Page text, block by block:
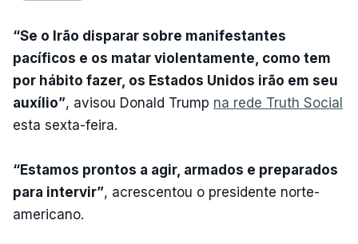
“Se o Irão disparar sobre manifestantes
pacíficos e os matar violentamente, como tem
por hábito fazer, os Estados Unidos irão em seu
auxílio”, avisou Donald Trump na rede Truth Social
esta sexta-feira.
“Estamos prontos a agir, armados e preparados
para intervir”, acrescentou o presidente norte-
americano.